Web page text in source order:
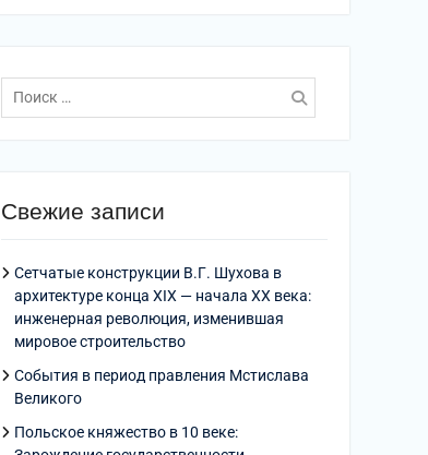
Поиск
по:
Свежие записи
Сетчатые конструкции В.Г. Шухова в
архитектуре конца XIX — начала XX века:
инженерная революция, изменившая
мировое строительство
События в период правления Мстислава
Великого
Польское княжество в 10 веке: